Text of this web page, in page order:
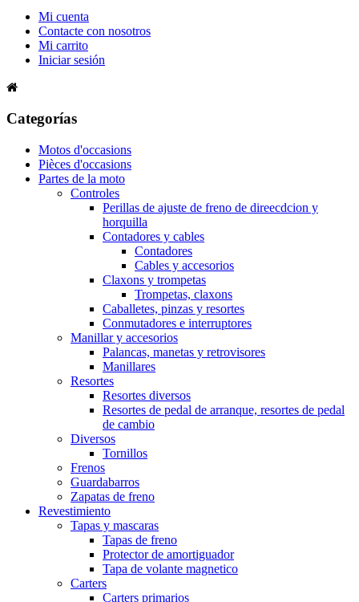
Mi cuenta
Contacte con nosotros
Mi carrito
Iniciar sesión
Categorías
Motos d'occasions
Pièces d'occasions
Partes de la moto
Controles
Perillas de ajuste de freno de direecdcion y
horquilla
Contadores y cables
Contadores
Cables y accesorios
Claxons y trompetas
Trompetas, claxons
Caballetes, pinzas y resortes
Conmutadores e interruptores
Manillar y accesorios
Palancas, manetas y retrovisores
Manillares
Resortes
Resortes diversos
Resortes de pedal de arranque, resortes de pedal
de cambio
Diversos
Tornillos
Frenos
Guardabarros
Zapatas de freno
Revestimiento
Tapas y mascaras
Tapas de freno
Protector de amortiguador
Tapa de volante magnetico
Carters
Carters primarios